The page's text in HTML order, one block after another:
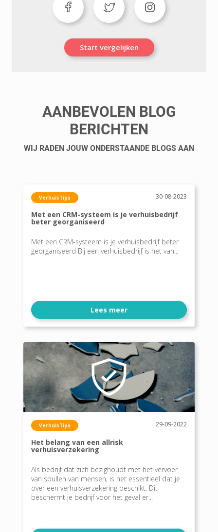
Start vergelijken
AANBEVOLEN BLOG
BERICHTEN
WIJ RADEN JOUW ONDERSTAANDE BLOGS AAN
VerhuisTips 30-08-2023
Met een CRM-systeem is je verhuisbedrijf
beter georganiseerd
Met een CRM-systeem is je verhuisbedrijf beter
georganiseerd Bij een verhuisbedrijf is het van...
Lees meer
VerhuisTips 29-09-2022
Het belang van een allrisk
verhuisverzekering
Als bedrijf dat zich bezighoudt met het vervoer
van spullen van mensen, is het essentieel dat je
over een verhuisverzekering beschikt. Dit
beschermt je bedrijf voor het geval er...